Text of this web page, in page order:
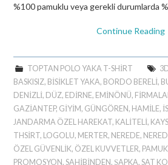
%100 pamuklu veya gerekli durumlarda
Continue Reading
TOPTAN POLO YAKA T-SHIRT
BASKISIZ, BİSİKLET YAKA, BORDO BERELİ,
DENİZLİ, DÜZ, EDİRNE, EMINÖNÜ,
GAZİANTEP, GİYİM, GÜNGÖREN, HAMİLE,
JANDARMA ÖZEL HAREKAT, KALİTELİ,
THSIRT, LOGOLU, MERTER, NEREDE,
ÖZEL GÜVENLİK, ÖZEL KUVVETLER, PAMUK
PROMOSYON,SAHİBİNDEN, ŞAPKA,SAT